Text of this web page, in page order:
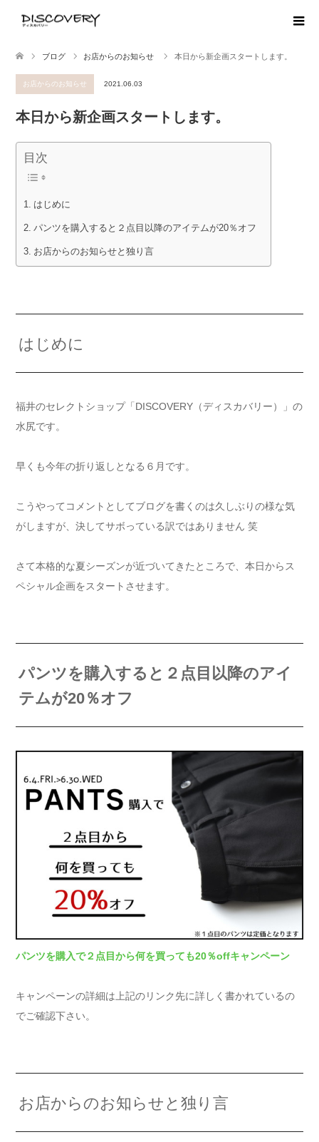
ブログ お店からのお知らせ 本日から新企画スタートします。
お店からのお知らせ 2021.06.03
本日から新企画スタートします。
目次
はじめに
パンツを購入すると２点目以降のアイテムが20％オフ
お店からのお知らせと独り言
はじめに
福井のセレクトショップ「DISCOVERY（ディスカバリー）」の
水尻です。
早くも今年の折り返しとなる６月です。
こうやってコメントとしてブログを書くのは久しぶりの様な気
がしますが、決してサボっている訳ではありません 笑
さて本格的な夏シーズンが近づいてきたところで、本日からス
ペシャル企画をスタートさせます。
パンツを購入すると２点目以降のアイ
テムが20％オフ
パンツを購入で２点目から何を買っても20％offキャンペーン
キャンペーンの詳細は上記のリンク先に詳しく書かれているの
でご確認下さい。
お店からのお知らせと独り言